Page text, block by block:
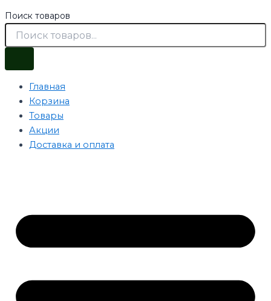
Поиск товаров
Главная
Корзина
Товары
Акции
Доставка и оплата